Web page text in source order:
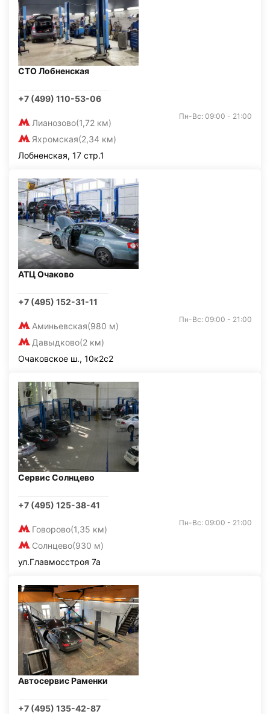
СТО Лобненская
+7 (499) 110-53-06
Лианозово(1,72 км)
Яхромская(2,34 км)
Пн-Вс: 09:00 - 21:00
Лобненская, 17 стр.1
АТЦ Очаково
+7 (495) 152-31-11
Аминьевская(980 м)
Давыдково(2 км)
Пн-Вс: 09:00 - 21:00
Очаковское ш., 10к2с2
Сервис Солнцево
+7 (495) 125-38-41
Говорово(1,35 км)
Солнцево(930 м)
Пн-Вс: 09:00 - 21:00
ул.Главмосстроя 7а
Автосервис Раменки
+7 (495) 135-42-87